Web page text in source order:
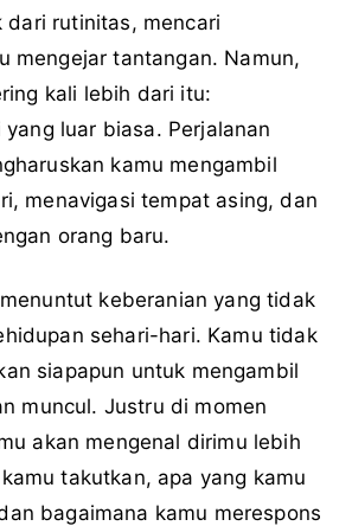
dari rutinitas, mencari
mengejar tantangan. Namun,
kali lebih dari itu:
luar biasa. Perjalanan
kamu mengambil
menavigasi tempat asing, dan
orang baru.
keberanian yang tidak
sehari-hari. Kamu tidak
siapapun untuk mengambil
muncul. Justru di momen
akan mengenal dirimu lebih
takutkan, apa yang kamu
bagaimana kamu merespons